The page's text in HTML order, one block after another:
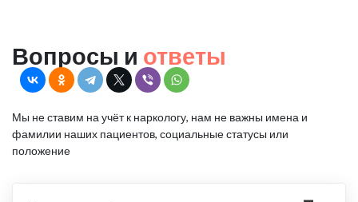
Вопросы и ответы
Мы не ставим на учёт к наркологу, нам не важны имена и
фамилии наших пациентов, социальные статусы или
положение